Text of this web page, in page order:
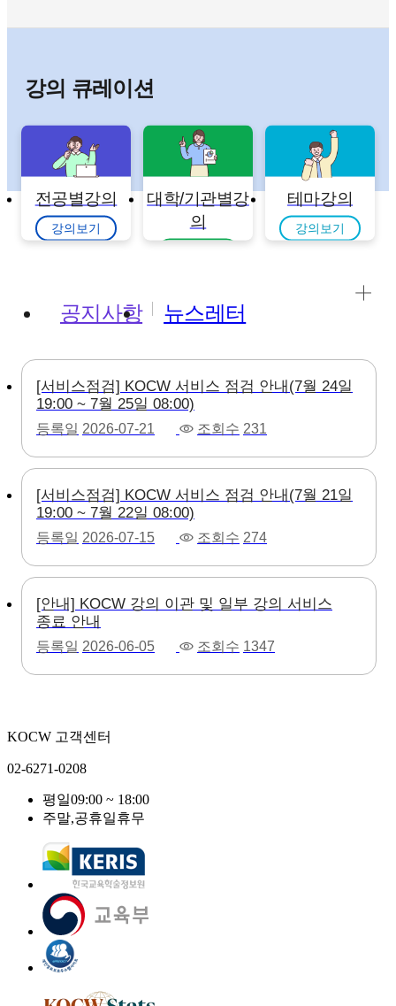
강의 큐레이션
전공별강의
강의보기
대학/기관별강
의
테마강의
강의보기
공지사항 뉴스레터
[서비스점검] KOCW 서비스 점검 안내(7월 24일
19:00 ~ 7월 25일 08:00)
등록일 2026-07-21 조회수 231
[서비스점검] KOCW 서비스 점검 안내(7월 21일
19:00 ~ 7월 22일 08:00)
등록일 2026-07-15 조회수 274
[안내] KOCW 강의 이관 및 일부 강의 서비스
종료 안내
등록일 2026-06-05 조회수 1347
KOCW 고객센터
02-6271-0208
평일09:00 ~ 18:00
주말,공휴일휴무